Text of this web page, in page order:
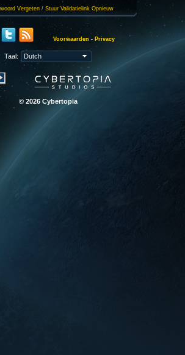
Vergeten/ Stuur Validatielink Opnieuw
Voorwaarden - Privacy
Taal:
© 2026 Cybertopia